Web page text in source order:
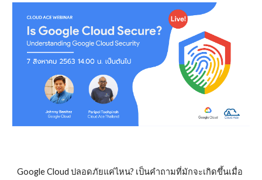
Google Cloud ปลอดภัยแค่ไหน? เป็นคำถามที่มักจะเกิดขึ้นเมื่อ